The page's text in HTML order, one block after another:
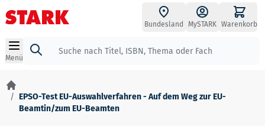
Zum Inhalt springen
Bundesland MySTARK Warenkorb
Menü
Suche
/ EPSO-Test EU-Auswahlverfahren - Auf dem Weg zur EU-
Beamtin/zum EU-Beamten